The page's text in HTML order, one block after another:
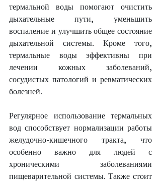
термальной воды помогают очистить
дыхательные пути, уменьшить
воспаление и улучшить общее состояние
дыхательной системы. Кроме того,
термальные воды эффективны при
лечении кожных заболеваний,
сосудистых патологий и ревматических
болезней.
Регулярное использование термальных
вод способствует нормализации работы
желудочно-кишечного тракта, что
особенно важно для людей с
хроническими заболеваниями
пищеварительной системы. Также стоит